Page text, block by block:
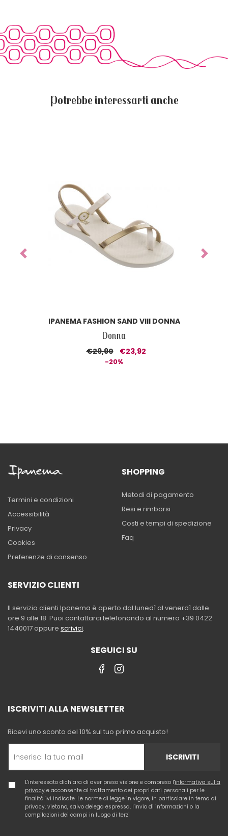
Potrebbe interessarti anche
IPANEMA FASHION SAND VIII DONNA
Donna
€29,90 €23,92
-20%
Previous Next
Termini e condizioni
Accessibilità
Privacy
Cookies
Preferenze di consenso
SHOPPING
Metodi di pagamento
Resi e rimborsi
Costi e tempi di spedizione
Faq
SERVIZIO CLIENTI
Il servizio clienti Ipanema è aperto dal lunedì al venerdì dalle
ore 9 alle 18. Puoi contattarci telefonando al numero +39 0422
1440017 oppure scrivici.
SEGUICI SU
ISCRIVITI ALLA NEWSLETTER
Ricevi uno sconto del 10% sul tuo primo acquisto!
ISCRIVITI
L'interessato dichiara di aver preso visione e compreso l'informativa sulla
privacy e acconsente al trattamento dei propri dati personali per le
finalità ivi indicate. Le norme di legge in vigore, in particolare in tema di
privacy, vietano, salvo delega espressa, l'invio di informazioni o la
compilazioni dei campi in luogo di terzi